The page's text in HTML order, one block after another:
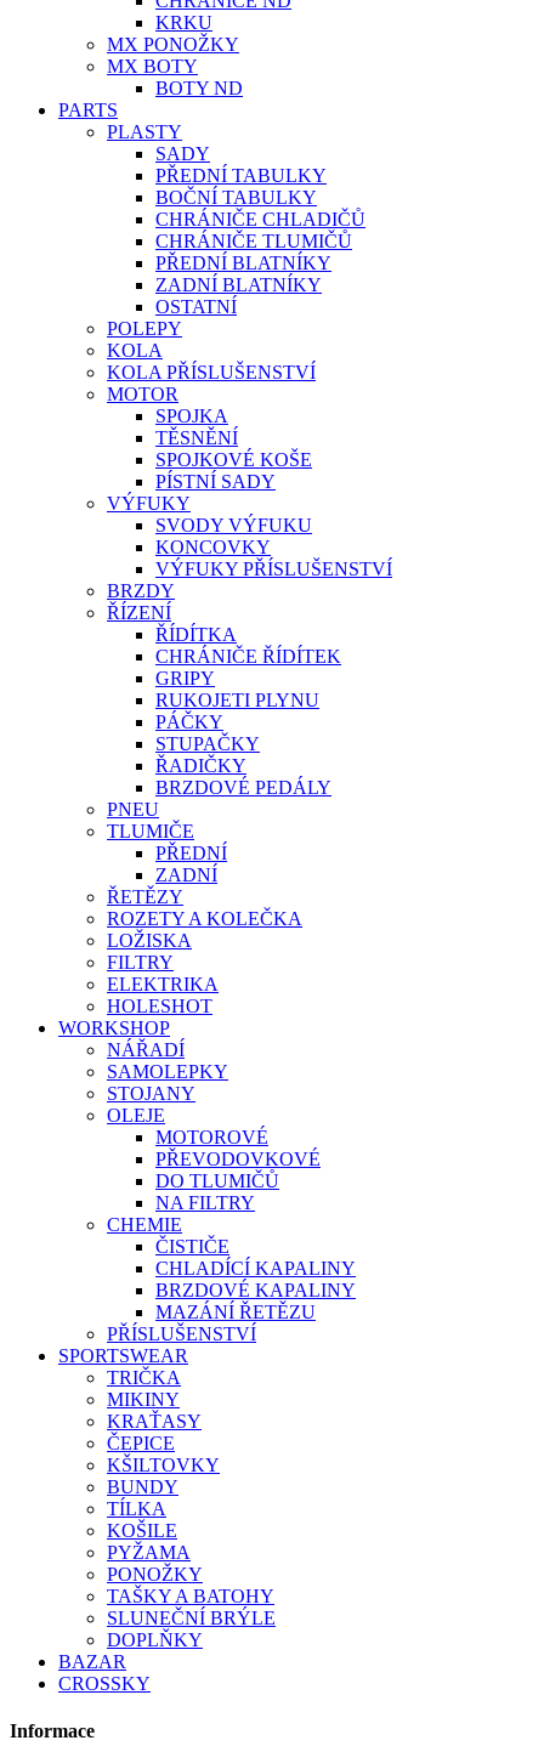
KRKU
MX PONOŽKY
MX BOTY
BOTY ND
PARTS
PLASTY
SADY
PŘEDNÍ TABULKY
BOČNÍ TABULKY
CHRÁNIČE CHLADIČŮ
CHRÁNIČE TLUMIČŮ
PŘEDNÍ BLATNÍKY
ZADNÍ BLATNÍKY
OSTATNÍ
POLEPY
KOLA
KOLA PŘÍSLUŠENSTVÍ
MOTOR
SPOJKA
TĚSNĚNÍ
SPOJKOVÉ KOŠE
PÍSTNÍ SADY
VÝFUKY
SVODY VÝFUKU
KONCOVKY
VÝFUKY PŘÍSLUŠENSTVÍ
BRZDY
ŘÍZENÍ
ŘÍDÍTKA
CHRÁNIČE ŘÍDÍTEK
GRIPY
RUKOJETI PLYNU
PÁČKY
STUPAČKY
ŘADIČKY
BRZDOVÉ PEDÁLY
PNEU
TLUMIČE
PŘEDNÍ
ZADNÍ
ŘETĚZY
ROZETY A KOLEČKA
LOŽISKA
FILTRY
ELEKTRIKA
HOLESHOT
WORKSHOP
NÁŘADÍ
SAMOLEPKY
STOJANY
OLEJE
MOTOROVÉ
PŘEVODOVKOVÉ
DO TLUMIČŮ
NA FILTRY
CHEMIE
ČISTIČE
CHLADÍCÍ KAPALINY
BRZDOVÉ KAPALINY
MAZÁNÍ ŘETĚZU
PŘÍSLUŠENSTVÍ
SPORTSWEAR
TRIČKA
MIKINY
KRAŤASY
ČEPICE
KŠILTOVKY
BUNDY
TÍLKA
KOŠILE
PYŽAMA
PONOŽKY
TAŠKY A BATOHY
SLUNEČNÍ BRÝLE
DOPLŇKY
BAZAR
CROSSKY
Informace